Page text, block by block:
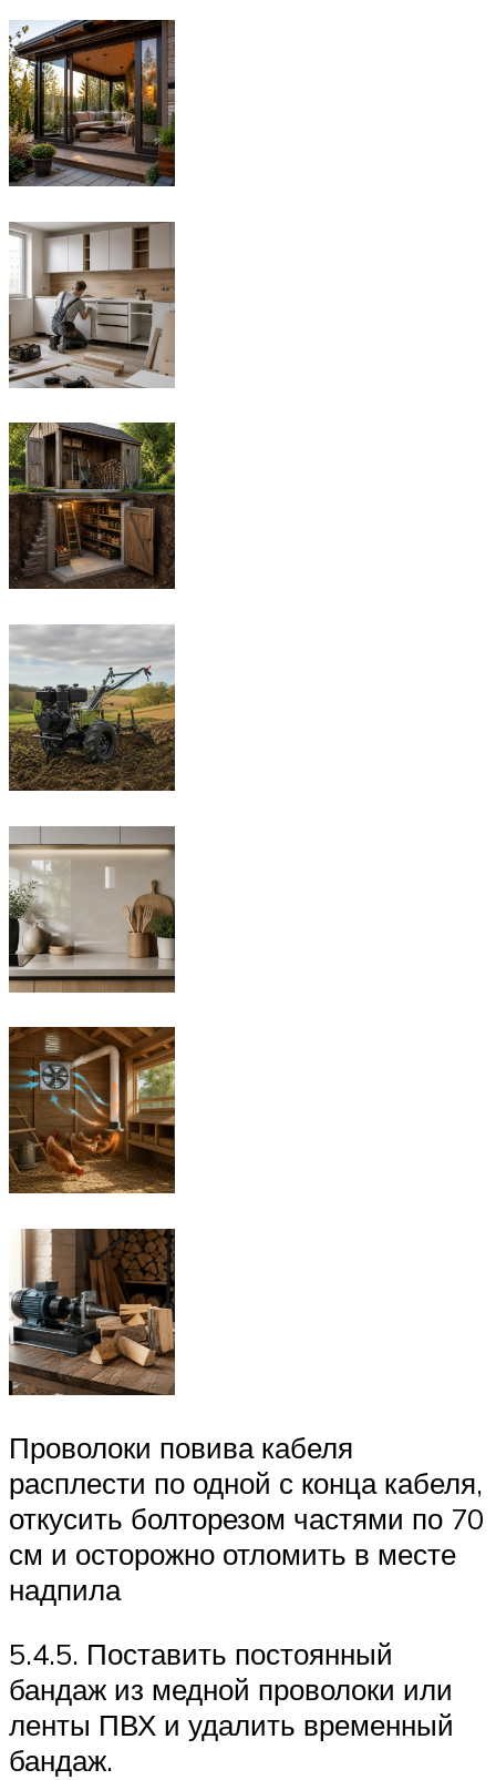
Проволоки повива кабеля
расплести по одной с конца кабеля,
откусить болторезом частями по 70
см и осторожно отломить в месте
надпила
5.4.5. Поставить постоянный
бандаж из медной проволоки или
ленты ПВХ и удалить временный
бандаж.